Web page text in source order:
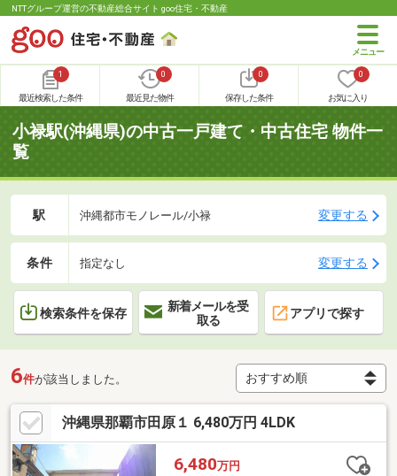
NTTグループ運営の不動産総合サイト goo住宅・不動産
1
最近検索した条件
0
最近見た物件
0
保存した条件
0
お気に入り
小禄駅(沖縄県)の中古一戸建て・中古住宅 物件一
覧
駅 沖縄都市モノレール/小禄 変更する
条件 指定なし 変更する
検索条件を保存
新着メールを受
取る
アプリで探す
6件が該当しました。
沖縄県那覇市田原１ 6,480万円 4LDK
6,480万円